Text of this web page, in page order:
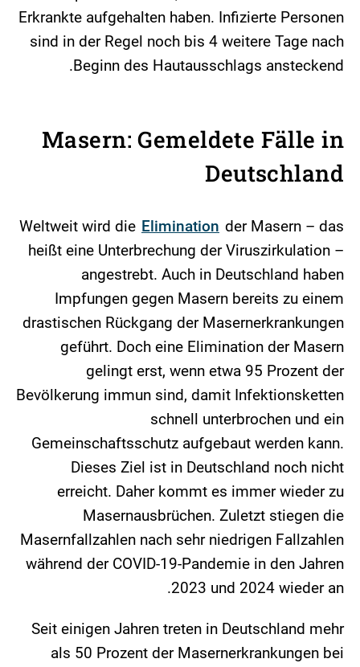
Erkrankte aufgehalten haben. Infizierte Personen
sind in der Regel noch bis 4 weitere Tage nach
Beginn des Hautausschlags ansteckend.
Masern: Gemeldete Fälle in
Deutschland
Weltweit wird die Elimination der Masern – das
heißt eine Unterbrechung der Viruszirkulation –
angestrebt. Auch in Deutschland haben
Impfungen gegen Masern bereits zu einem
drastischen Rückgang der Masernerkrankungen
geführt. Doch eine Elimination der Masern
gelingt erst, wenn etwa 95 Prozent der
Bevölkerung immun sind, damit Infektionsketten
schnell unterbrochen und ein
Gemeinschaftsschutz aufgebaut werden kann.
Dieses Ziel ist in Deutschland noch nicht
erreicht. Daher kommt es immer wieder zu
Masernausbrüchen. Zuletzt stiegen die
Masernfallzahlen nach sehr niedrigen Fallzahlen
während der COVID-19-Pandemie in den Jahren
2023 und 2024 wieder an.
Seit einigen Jahren treten in Deutschland mehr
als 50 Prozent der Masernerkrankungen bei